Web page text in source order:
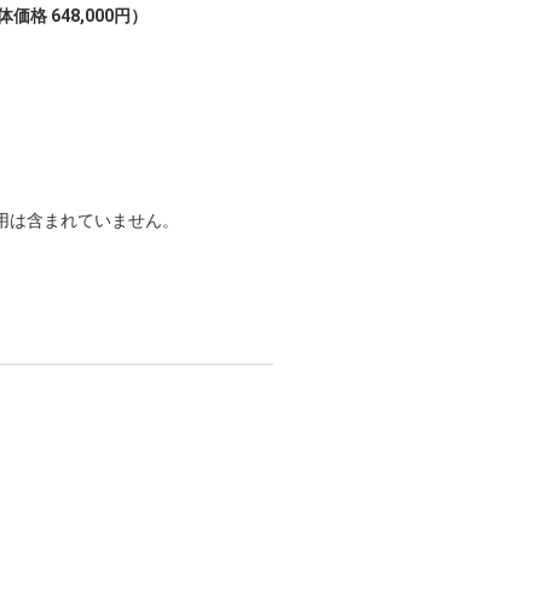
価格 648,000円）
含まれていません。